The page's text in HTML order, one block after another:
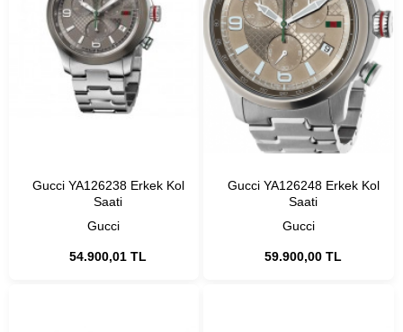
Gucci
Gucci YA126238 Erkek Kol
Saati
54.900,01 TL
Gucci
Gucci YA126248 Erkek Kol
Saati
59.900,00 TL